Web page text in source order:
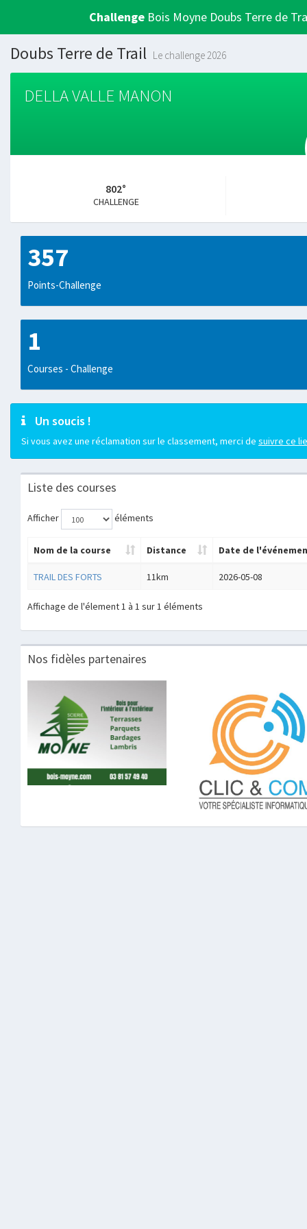
Challenge Bois Moyne Doubs Terre de
Doubs Terre de Trail Le challenge 2026
DELLA VALLE MANON
802°
CHALLENGE
357
Points-Challenge
1
Courses - Challenge
Un soucis !
Si vous avez une réclamation sur le classement, merci de suivre ce
Liste des courses
Afficher éléments
Nom de la course Distance Date de
TRAIL DES FORTS 11km 2026-05-08
Affichage de l'élement 1 à 1 sur 1 éléments
Nos fidèles partenaires